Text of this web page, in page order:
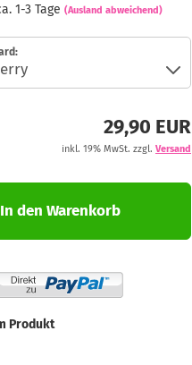
1-3 Tage (Ausland abweichend)
29,90 EUR
inkl. 19% MwSt. zzgl. Versand
In den Warenkorb
Produkt